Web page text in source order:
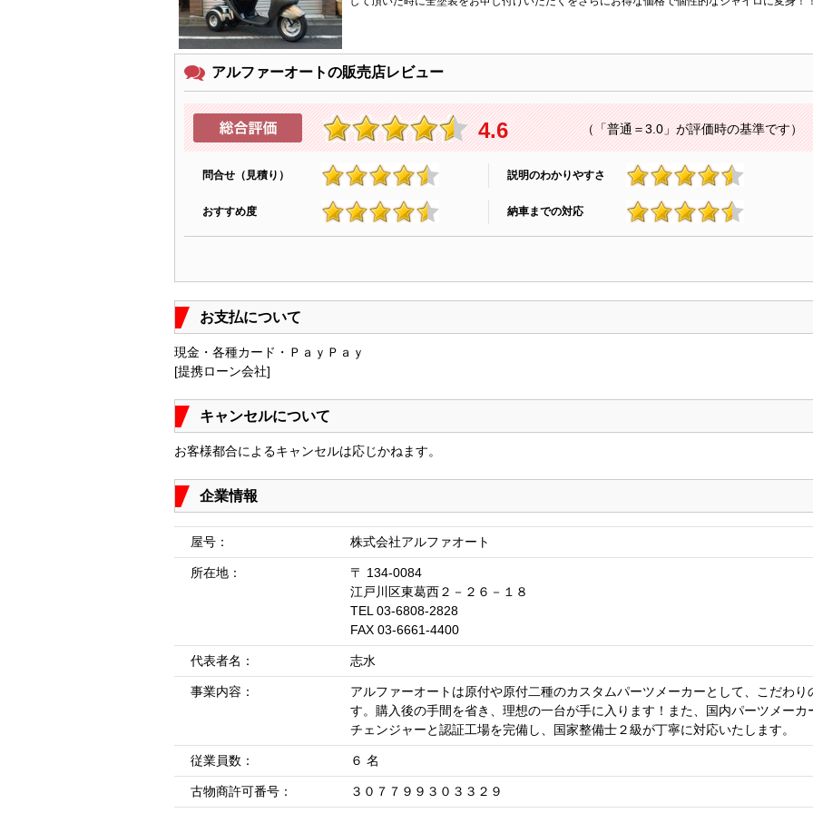
アルファーオートの販売店レビュー
4.6 （「普通＝3.0」が評価時の基準です）
問合せ（見積り）
4.7
説明のわかりやすさ
4.7
おすすめ度
4.6
納車までの対応
4.5
お支払について
現金・各種カード・ＰａｙＰａｙ
[提携ローン会社]
キャンセルについて
お客様都合によるキャンセルは応じかねます。
企業情報
屋号： 株式会社アルファオート
所在地：
〒 134-0084
江戸川区東葛西２－２６－１８
TEL 03-6808-2828
FAX 03-6661-4400
代表者名： 志水
事業内容：
アルファーオートは原付や原付二種のカスタムパーツメーカーとして、こだわ
す。購入後の手間を省き、理想の一台が手に入ります！また、国内パーツメー
チェンジャーと認証工場を完備し、国家整備士２級が丁寧に対応いたします。
従業員数： ６ 名
古物商許可番号： ３０７７９９３０３３２９